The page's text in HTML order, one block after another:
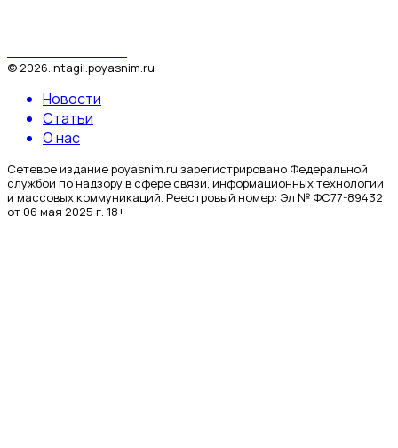
© 2026. ntagil.poyasnim.ru
Новости
Статьи
О нас
Сетевое издание poyasnim.ru зарегистрировано Федеральной
службой по надзору в сфере связи, информационных технологий
и массовых коммуникаций. Реестровый номер: Эл № ФС77-89432
от 06 мая 2025 г. 18+